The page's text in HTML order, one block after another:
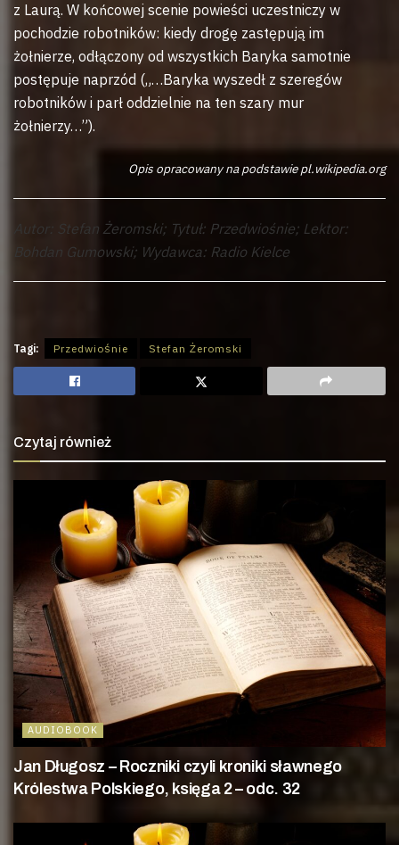
z Laurą. W końcowej scenie powieści uczestniczy w
pochodzie robotników: kiedy drogę zastępują im
żołnierze, odłączony od wszystkich Baryka samotnie
postępuje naprzód („…Baryka wyszedł z szeregów
robotników i parł oddzielnie na ten szary mur
żołnierzy…”).
Opis opracowany na podstawie pl.wikipedia.org
Autor: Stefan Żeromski; Tytuł: Przedwiośnie; Lektor:
Bohdan Gumowski; Wydawca: Radio Kielce
Tagi: Przedwiośnie Stefan Żeromski
Czytaj również
AUDIOBOOK
Jan Długosz – Roczniki czyli kroniki sławnego
Królestwa Polskiego, księga 2 – odc. 32